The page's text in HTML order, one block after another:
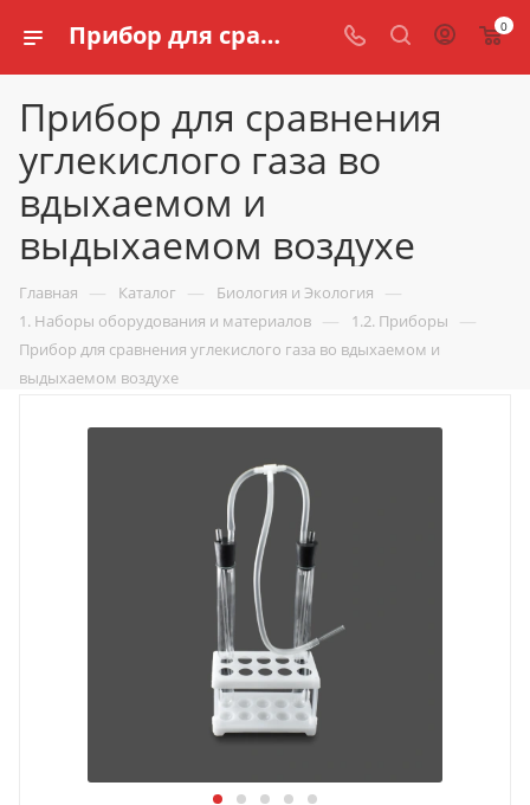
Прибор для сравнения углекислого газа во вдыхаемом и выдыхаемом воздухе купить по доступной цене в интернет магазине schools.ru 0
Прибор для сравнения
углекислого газа во
вдыхаемом и
выдыхаемом воздухе
Главная — Каталог — Биология и Экология —
1. Наборы оборудования и материалов — 1.2. Приборы —
Прибор для сравнения углекислого газа во вдыхаемом и
выдыхаемом воздухе